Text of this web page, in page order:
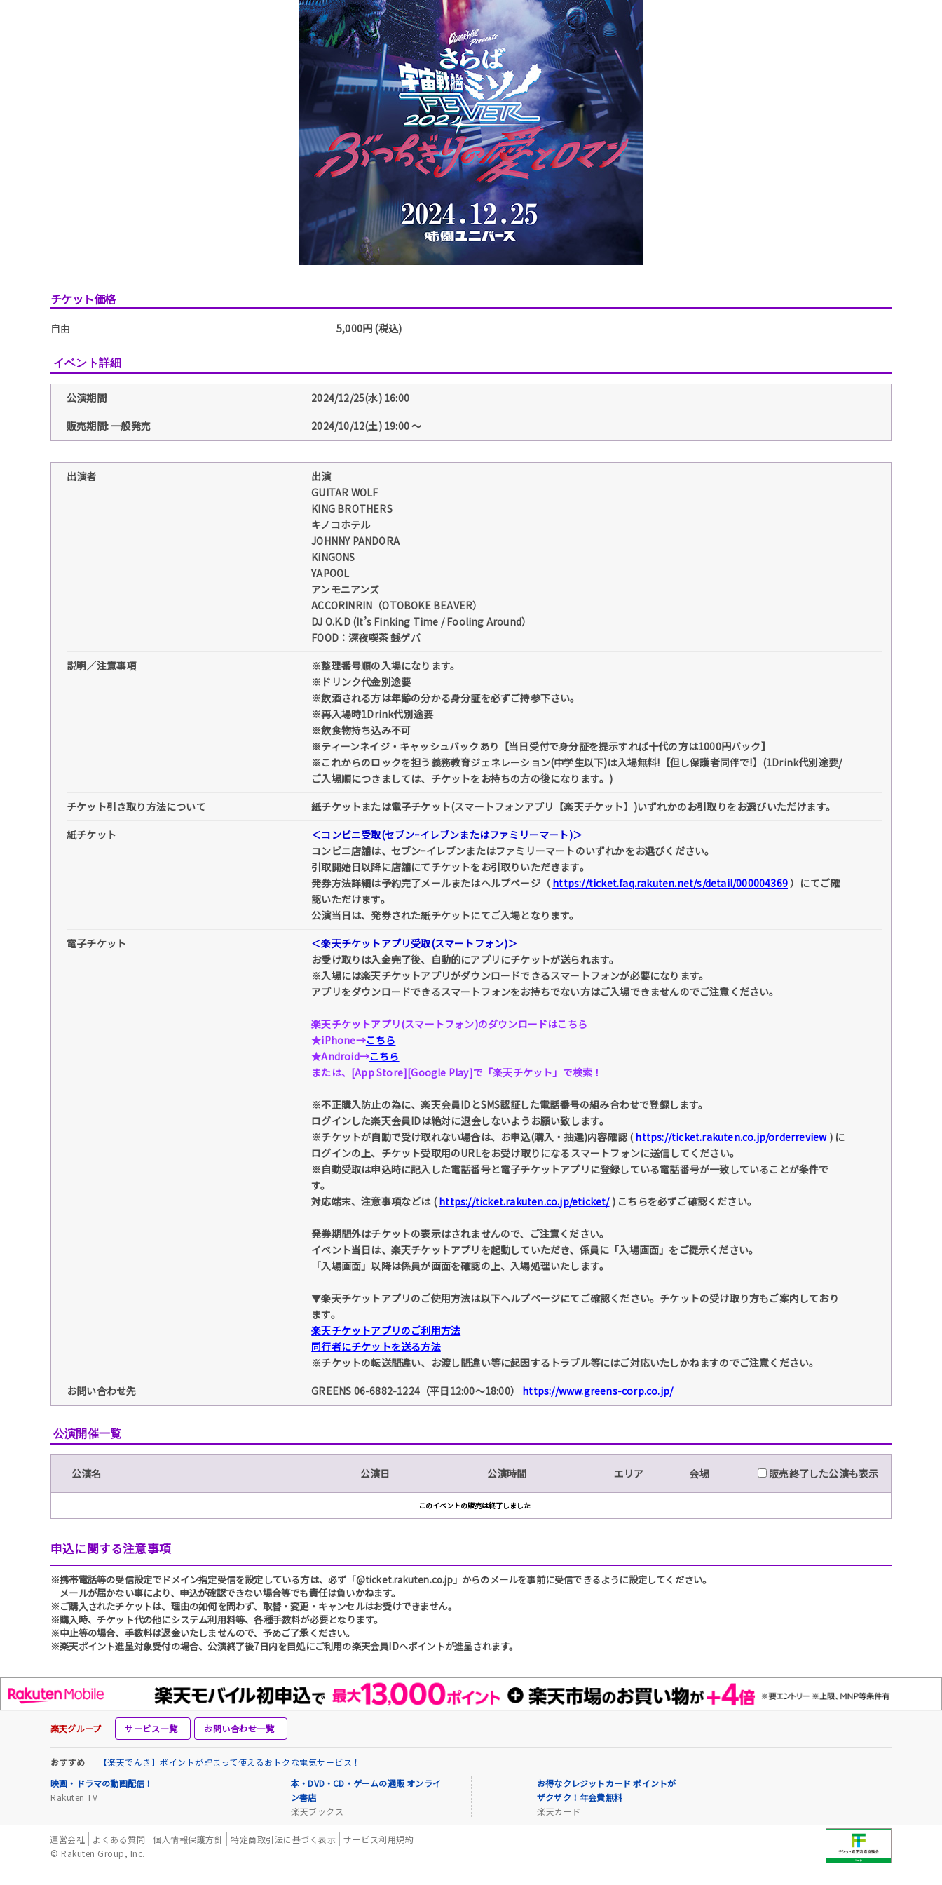
チケット価格
自由 5,000円 (税込)
イベント詳細
公演期間
2024/12/25(水) 16:00
販売期間: 一般発売
2024/10/12(土) 19:00 〜
出演者
出演
GUITAR WOLF
KING BROTHERS
キノコホテル
JOHNNY PANDORA
KiNGONS
YAPOOL
アンモニアンズ
ACCORINRIN（OTOBOKE BEAVER）
DJ O.K.D (It’s Finking Time / Fooling Around）
FOOD：深夜喫茶 銭ゲバ
説明／注意事項
※整理番号順の入場になります。
※ドリンク代金別途要
※飲酒される方は年齢の分かる身分証を必ずご持参下さい。
※再入場時1Drink代別途要
※飲食物持ち込み不可
※ティーンネイジ・キャッシュバックあり【当日受付で身分証を提示すれば十代の方は1000円バック】
※これからのロックを担う義務教育ジェネレーション(中学生以下)は入場無料!【但し保護者同伴で!】(1Drink代別途要/
ご入場順につきましては、チケットをお持ちの方の後になります。)
チケット引き取り方法について
紙チケットまたは電子チケット(スマートフォンアプリ【楽天チケット】)いずれかのお引取りをお選びいただけます。
紙チケット
＜コンビニ受取(セブンｰイレブンまたはファミリーマート)＞
コンビニ店舗は、セブンｰイレブンまたはファミリーマートのいずれかをお選びください。
引取開始日以降に店舗にてチケットをお引取りいただきます。
発券方法詳細は予約完了メールまたはヘルプページ（ https://ticket.faq.rakuten.net/s/detail/000004369）にてご確
認いただけます。
公演当日は、発券された紙チケットにてご入場となります。
電子チケット
＜楽天チケットアプリ受取(スマートフォン)＞
お受け取りは入金完了後、自動的にアプリにチケットが送られます。
※入場には楽天チケットアプリがダウンロードできるスマートフォンが必要になります。
アプリをダウンロードできるスマートフォンをお持ちでない方はご入場できませんのでご注意ください。
楽天チケットアプリ(スマートフォン)のダウンロードはこちら
★iPhone→こちら
★Android→こちら
または、[App Store][Google Play]で「楽天チケット」で検索！
※不正購入防止の為に、楽天会員IDとSMS認証した電話番号の組み合わせで登録します。
ログインした楽天会員IDは絶対に退会しないようお願い致します。
※チケットが自動で受け取れない場合は、お申込(購入・抽選)内容確認 (https://ticket.rakuten.co.jp/orderreview) に
ログインの上、チケット受取用のURLをお受け取りになるスマートフォンに送信してください。
※自動受取は申込時に記入した電話番号と電子チケットアプリに登録している電話番号が一致していることが条件で
す。
対応端末、注意事項などは (https://ticket.rakuten.co.jp/eticket/) こちらを必ずご確認ください。
発券期間外はチケットの表示はされませんので、ご注意ください。
イベント当日は、楽天チケットアプリを起動していただき、係員に「入場画面」をご提示ください。
「入場画面」以降は係員が画面を確認の上、入場処理いたします。
▼楽天チケットアプリのご使用方法は以下ヘルプページにてご確認ください。チケットの受け取り方もご案内しており
ます。
楽天チケットアプリのご利用方法
同行者にチケットを送る方法
※チケットの転送間違い、お渡し間違い等に起因するトラブル等にはご対応いたしかねますのでご注意ください。
お問い合わせ先
GREENS 06-6882-1224（平日12:00～18:00） https://www.greens-corp.co.jp/
公演開催一覧
公演名 公演日 公演時間 エリア 会場 販売終了した公演も表示
このイベントの販売は終了しました
申込に関する注意事項
※携帯電話等の受信設定でドメイン指定受信を設定している方は、必ず「@ticket.rakuten.co.jp」からのメールを事前に受信できるように設定してください。
メールが届かない事により、申込が確認できない場合等でも責任は負いかねます。
※ご購入されたチケットは、理由の如何を問わず、取替・変更・キャンセルはお受けできません。
※購入時、チケット代の他にシステム利用料等、各種手数料が必要となります。
※中止等の場合、手数料は返金いたしませんので、予めご了承ください。
※楽天ポイント進呈対象受付の場合、公演終了後7日内を目処にご利用の楽天会員IDへポイントが進呈されます。
楽天グループ サービス一覧 お問い合わせ一覧
おすすめ
【楽天でんき】ポイントが貯まって使えるおトクな電気サービス！
映画・ドラマの動画配信！
Rakuten TV
本・DVD・CD・ゲームの通販 オンライ
ン書店
楽天ブックス
お得なクレジットカード ポイントが
ザクザク！年会費無料
楽天カード
運営会社 よくある質問 個人情報保護方針 特定商取引法に基づく表示
サービス利用規約
© Rakuten Group, Inc.